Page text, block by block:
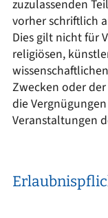
zuzulassenden
vorher schriftlich
Dies gilt nicht für
religiösen,
Zwecken oder
die
Veranstaltungen